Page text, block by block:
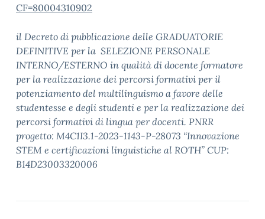
CF=80004310902
il Decreto di pubblicazione delle GRADUATORIE
DEFINITIVE per la SELEZIONE PERSONALE
INTERNO/ESTERNO in qualità di docente formatore
per la realizzazione dei percorsi formativi per il
potenziamento del multilinguismo a favore delle
studentesse e degli studenti e per la realizzazione dei
percorsi formativi di lingua per docenti. PNRR
progetto: M4C1I3.1-2023-1143-P-28073 “Innovazione
STEM e certificazioni linguistiche al ROTH” CUP:
B14D23003320006